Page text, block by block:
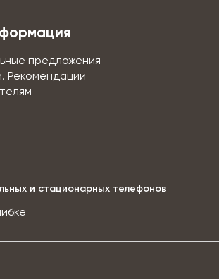
предложения
Рекомендации
и стационарных телефонов